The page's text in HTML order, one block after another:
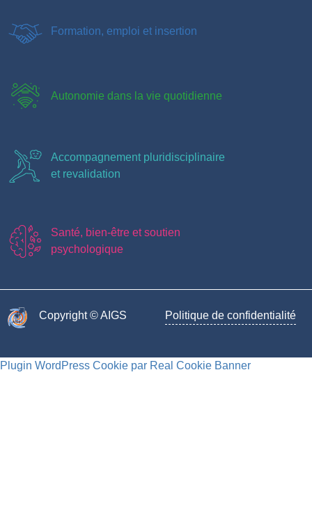
Formation, emploi et insertion
Autonomie dans la vie quotidienne
Accompagnement pluridisciplinaire
et revalidation
Santé, bien-être et soutien
psychologique
Copyright © AIGS​ Politique de confidentialité
Plugin WordPress Cookie par Real Cookie Banner